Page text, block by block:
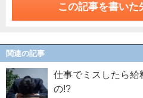
この記事を書いた
関連の記事
仕事でミスしたら
の!?